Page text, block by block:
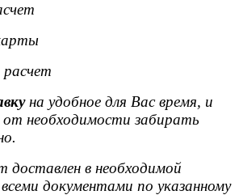
расчет
на удобное для Вас время, и
от необходимости забирать
доставлен в необходимой
документами по указанному